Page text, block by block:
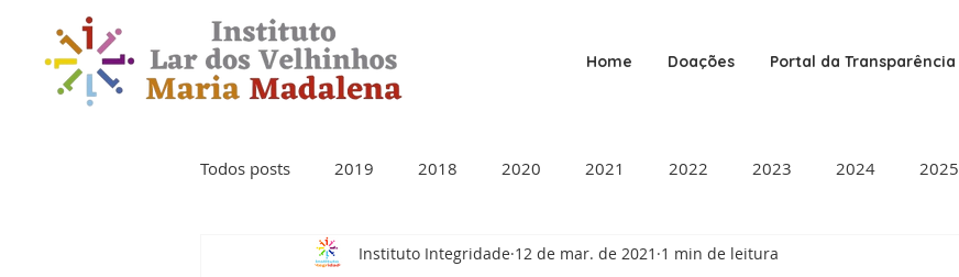
Home Doações Portal da Transparência
Todos posts 2019 2018 2020 2021 2022 2023 2024 2025
Instituto Integridade 12 de mar. de 2021 1 min de leitura